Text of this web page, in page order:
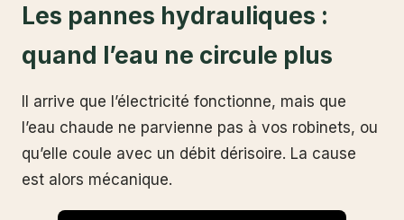
Les pannes hydrauliques :
quand l’eau ne circule plus
Il arrive que l’électricité fonctionne, mais que
l’eau chaude ne parvienne pas à vos robinets, ou
qu’elle coule avec un débit dérisoire. La cause
est alors mécanique.